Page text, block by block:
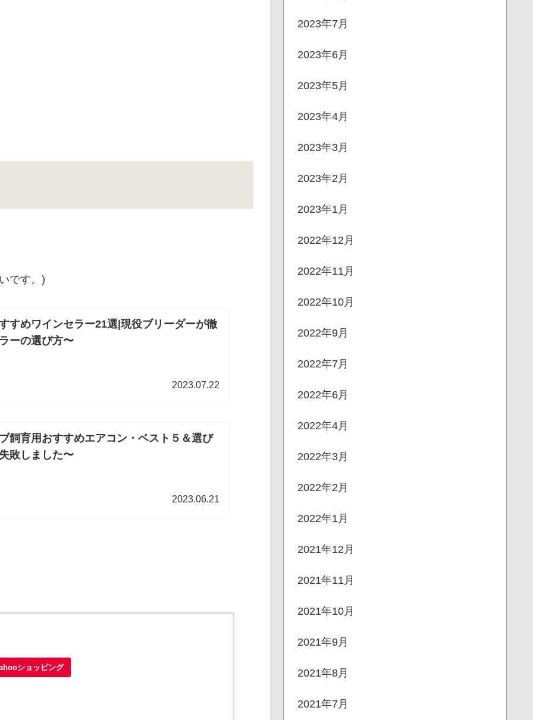
です。)
すめワインセラー21選|現役ブリーダーが徹
ーの選び方〜
2023.07.22
飼育用おすすめエアコン・ベスト５＆選び
敗しました〜
2023.06.21
ショッピング
2023年7月
2023年6月
2023年5月
2023年4月
2023年3月
2023年2月
2023年1月
2022年12月
2022年11月
2022年10月
2022年9月
2022年7月
2022年6月
2022年4月
2022年3月
2022年2月
2022年1月
2021年12月
2021年11月
2021年10月
2021年9月
2021年8月
2021年7月